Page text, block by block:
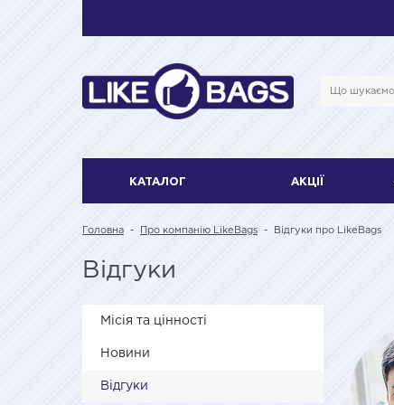
КАТАЛОГ АКЦІЇ
Головна - Про компанію LikeBags - Відгуки про LikeBags
Відгуки
Місія та цінності
Новини
Відгуки